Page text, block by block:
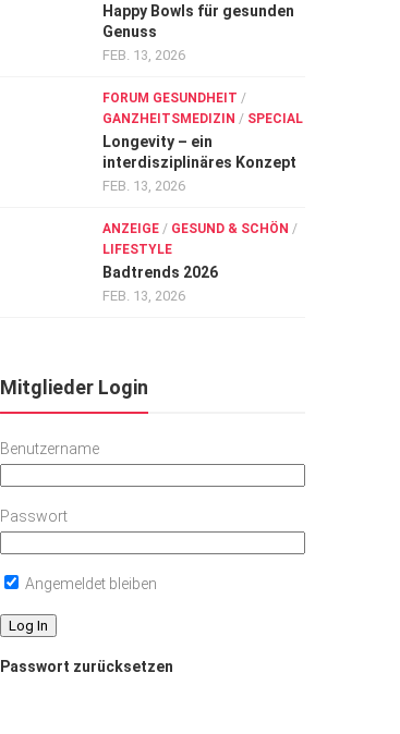
Happy Bowls für gesunden
Genuss
FEB. 13, 2026
FORUM GESUNDHEIT /
GANZHEITSMEDIZIN / SPECIAL
Longevity – ein
interdisziplinäres Konzept
FEB. 13, 2026
ANZEIGE / GESUND & SCHÖN /
LIFESTYLE
Badtrends 2026
FEB. 13, 2026
Mitglieder Login
Benutzername
Passwort
Angemeldet bleiben
Passwort zurücksetzen